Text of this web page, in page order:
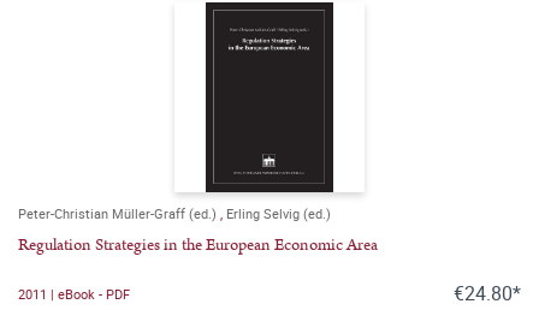
Peter-Christian Müller-Graff (ed.) , Erling Selvig (ed.)
Regulation Strategies in the European Economic Area
2011 | eBook - PDF €24.80*